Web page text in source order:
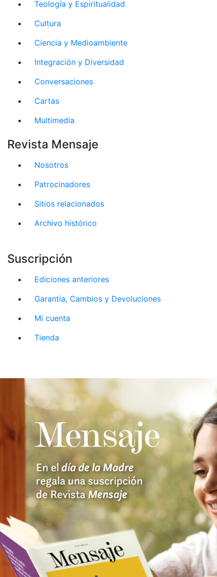
Teología y Espiritualidad
Cultura
Ciencia y Medioambiente
Integración y Diversidad
Conversaciones
Cartas
Multimedia
Revista Mensaje
Nosotros
Patrocinadores
Sitios relacionados
Archivo histórico
Suscripción
Ediciones anteriores
Garantía, Cambios y Devoluciones
Mi cuenta
Tienda